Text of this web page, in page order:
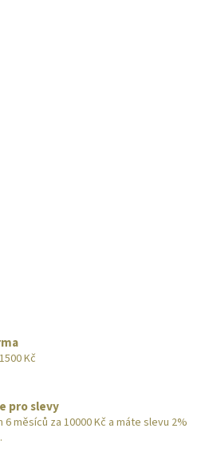
Kč
pro slevy
měsíců za 10000 Kč a máte slevu 2%